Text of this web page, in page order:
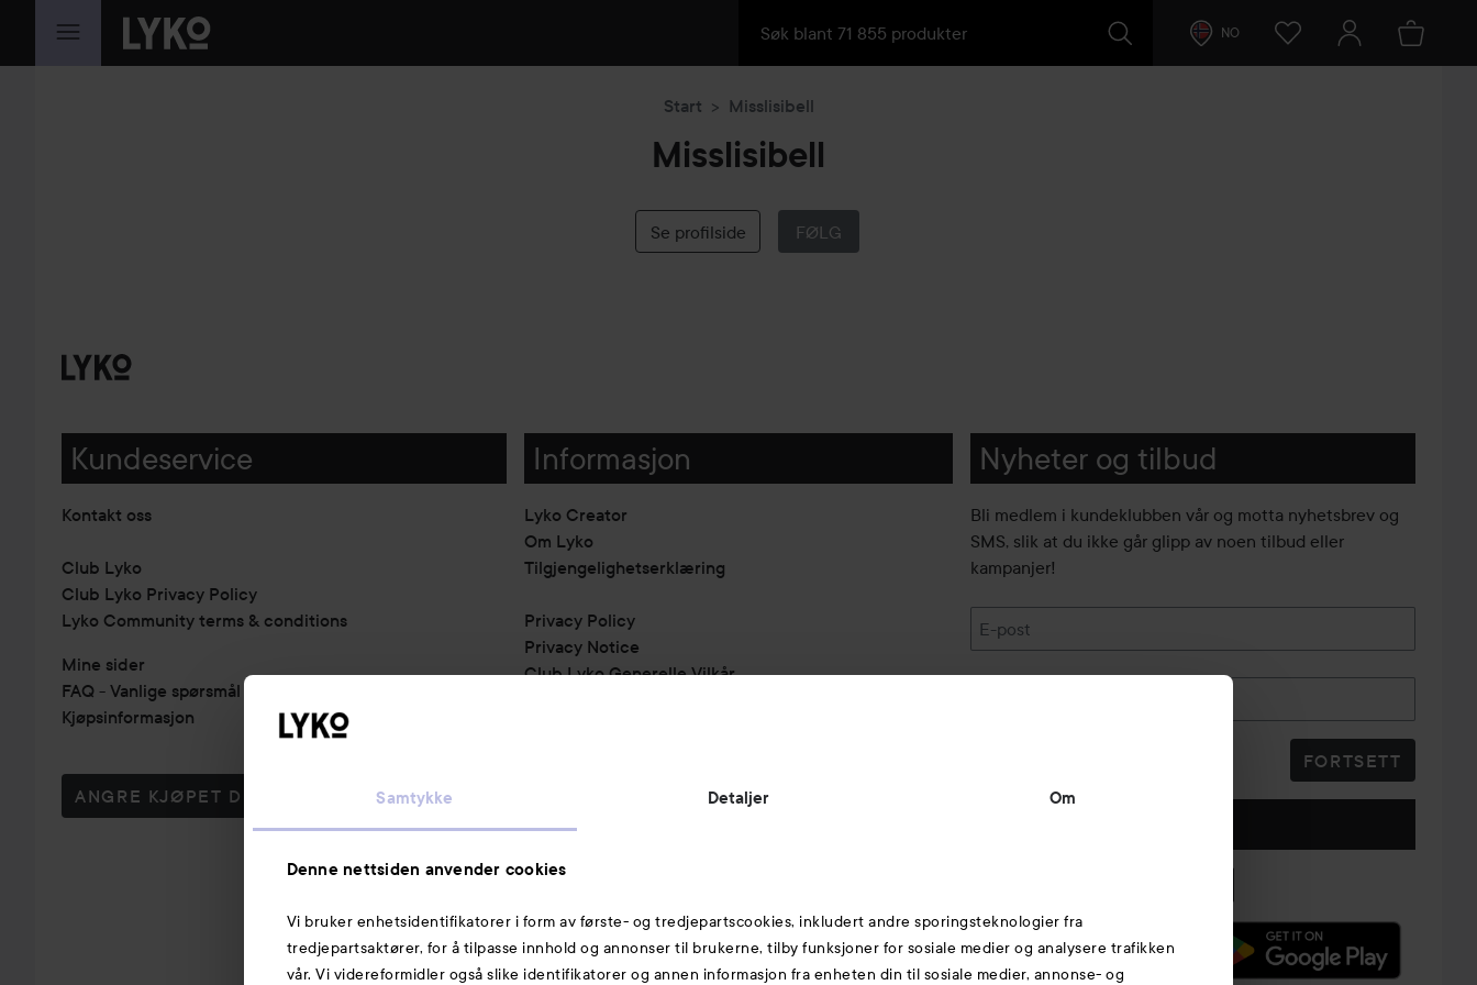
Samtykke Detaljer Om
Denne nettsiden anvender cookies
Vi bruker enhetsidentifikatorer i form av første- og tredjepartscookies, inkludert andre sporingsteknologier fra
tredjepartsaktører, for å tilpasse innhold og annonser til brukerne, tilby funksjoner for sosiale medier og analysere trafikken
vår. Vi videreformidler også slike identifikatorer og annen informasjon fra enheten din til sosiale medier, annonse- og
GÅ TIL INNHOLD NO
Start Misslisibell
Misslisibell
Se profilside FØLG
Kundeservice
Kontakt oss
Club Lyko
Club Lyko Privacy Policy
Lyko Community terms & conditions
Mine sider
FAQ - Vanlige spørsmål & svar
Kjøpsinformasjon
ANGRE KJØPET DITT
Informasjon
Lyko Creator
Om Lyko
Tilgjengelighetserklæring
Privacy Policy
Privacy Notice
Club Lyko Generelle Vilkår
Rabattkoder
Helthjem
Michael Edwards Fragrances of the World
Nyheter og tilbud
Bli medlem i kundeklubben vår og motta nyhetsbrev og
SMS, slik at du ikke går glipp av noen tilbud eller
kampanjer!
E-post
FORTSETT